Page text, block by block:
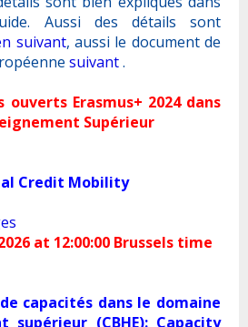
Aussi des détails sont
suivant, aussi le document de
suivant.
ouverts Erasmus+ 2024 dans
Supérieur
Credit Mobility
at 12:00:00 Brussels time
capacités dans le domaine
supérieur (CBHE): Capacity